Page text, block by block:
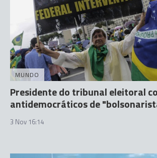
MUNDO
Presidente do tribunal eleitoral
antidemocráticos de
3 Nov 16:14